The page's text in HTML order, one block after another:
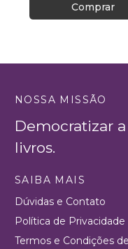
Comprar
NOSSA MISSÃO
Democratizar
livros.
SAIBA MAIS
Dúvidas e Contato
Política de Privacidade
Termos e Condições